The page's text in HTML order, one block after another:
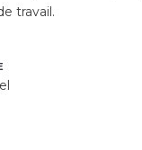
travail.